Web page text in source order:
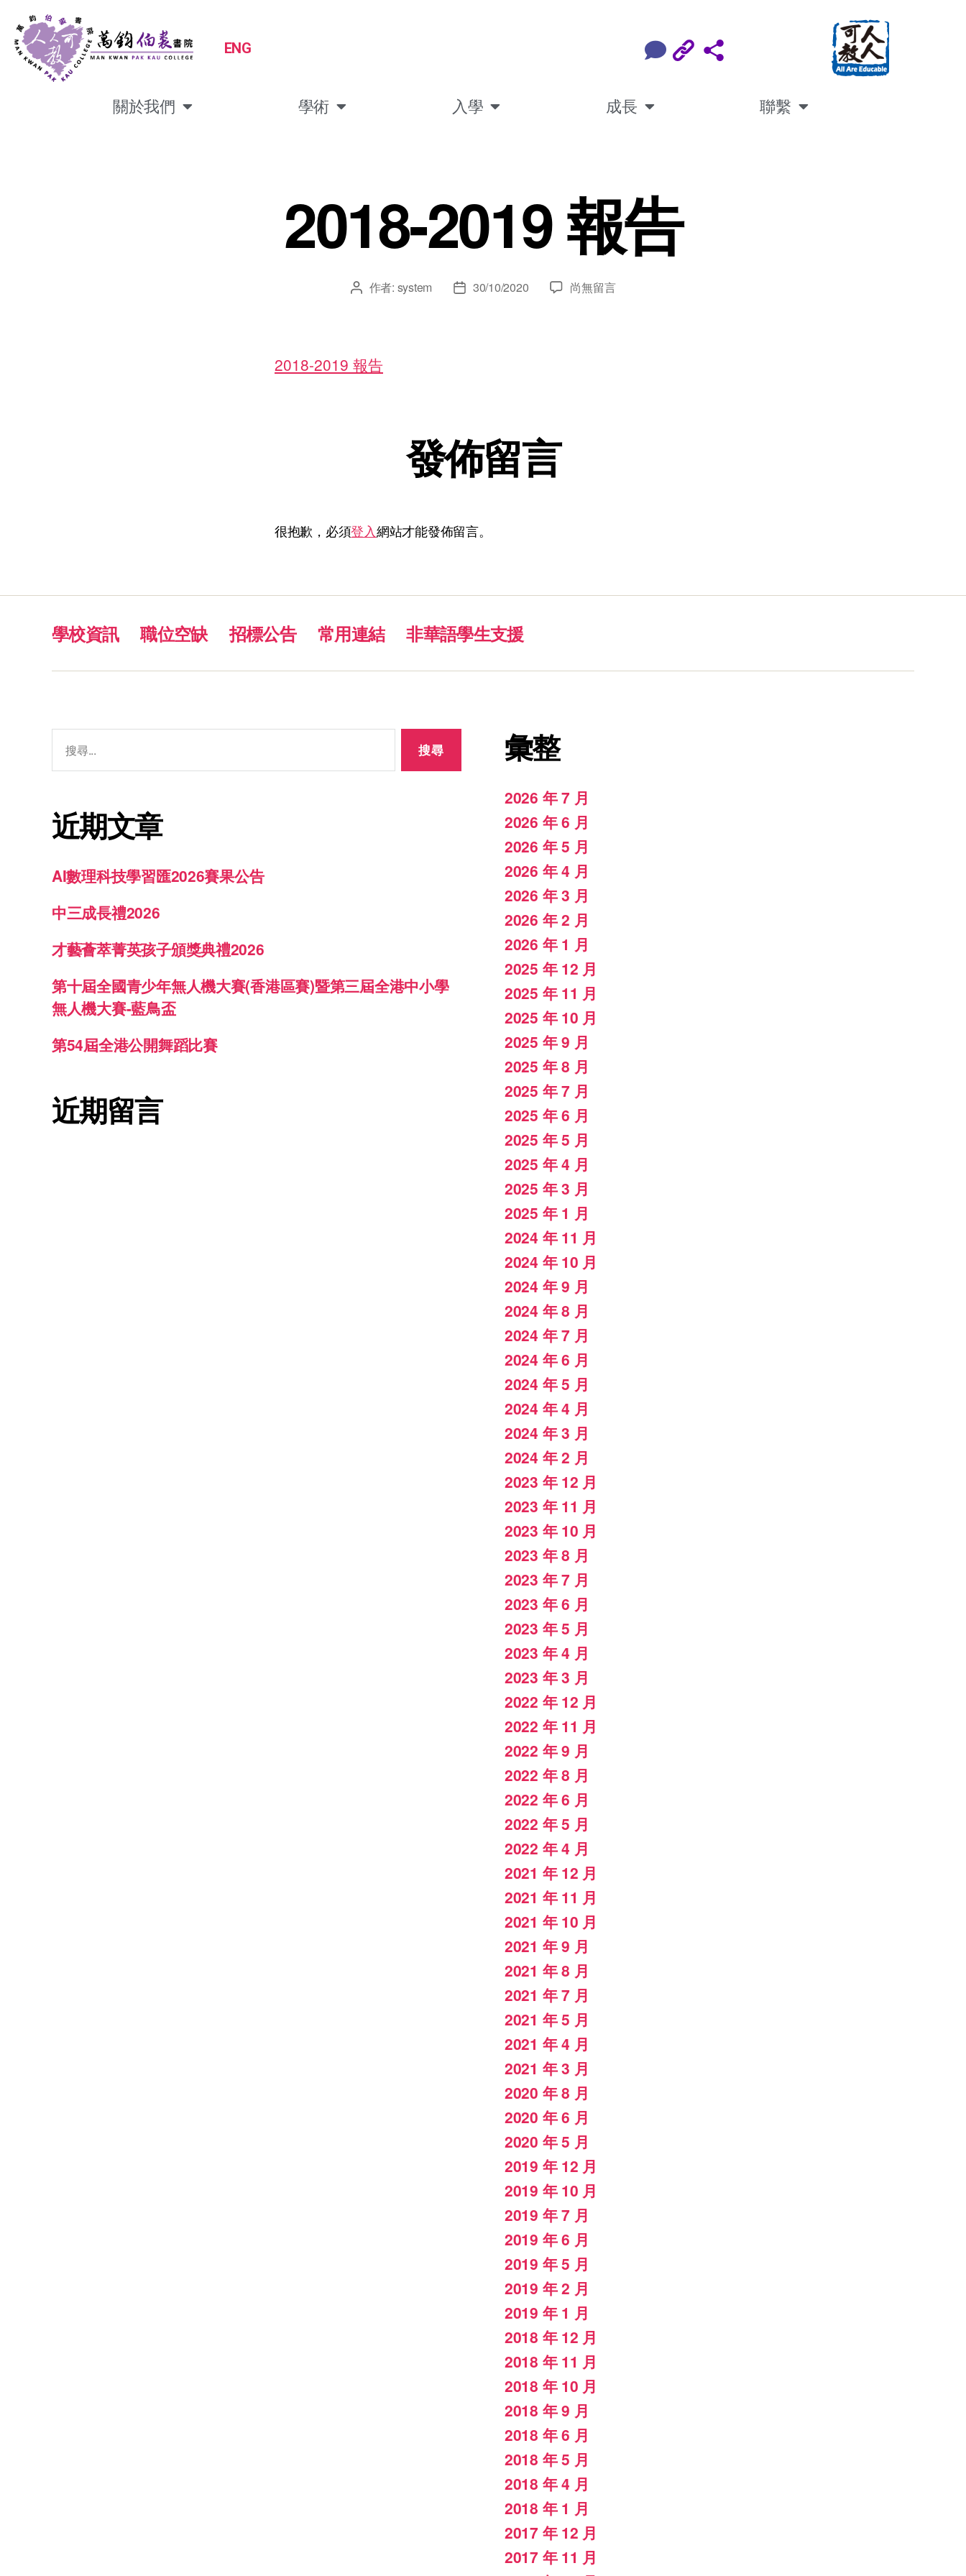
ENG
關於我們 學術 入學 成長 聯繫
2018-2019 報告
作者: system 30/10/2020 尚無留言
2018-2019 報告
發佈留言
很抱歉，必須登入網站才能發佈留言。
學校資訊 職位空缺 招標公告 常用連結 非華語學生支援
近期文章
AI數理科技學習匯2026賽果公告
中三成長禮2026
才藝薈萃菁英孩子頒獎典禮2026
第十屆全國青少年無人機大賽(香港區賽)暨第三屆全港中小學
無人機大賽-藍鳥盃
第54屆全港公開舞蹈比賽
近期留言
彙整
2026 年 7 月
2026 年 6 月
2026 年 5 月
2026 年 4 月
2026 年 3 月
2026 年 2 月
2026 年 1 月
2025 年 12 月
2025 年 11 月
2025 年 10 月
2025 年 9 月
2025 年 8 月
2025 年 7 月
2025 年 6 月
2025 年 5 月
2025 年 4 月
2025 年 3 月
2025 年 1 月
2024 年 11 月
2024 年 10 月
2024 年 9 月
2024 年 8 月
2024 年 7 月
2024 年 6 月
2024 年 5 月
2024 年 4 月
2024 年 3 月
2024 年 2 月
2023 年 12 月
2023 年 11 月
2023 年 10 月
2023 年 8 月
2023 年 7 月
2023 年 6 月
2023 年 5 月
2023 年 4 月
2023 年 3 月
2022 年 12 月
2022 年 11 月
2022 年 9 月
2022 年 8 月
2022 年 6 月
2022 年 5 月
2022 年 4 月
2021 年 12 月
2021 年 11 月
2021 年 10 月
2021 年 9 月
2021 年 8 月
2021 年 7 月
2021 年 5 月
2021 年 4 月
2021 年 3 月
2020 年 8 月
2020 年 6 月
2020 年 5 月
2019 年 12 月
2019 年 10 月
2019 年 7 月
2019 年 6 月
2019 年 5 月
2019 年 2 月
2019 年 1 月
2018 年 12 月
2018 年 11 月
2018 年 10 月
2018 年 9 月
2018 年 6 月
2018 年 5 月
2018 年 4 月
2018 年 1 月
2017 年 12 月
2017 年 11 月